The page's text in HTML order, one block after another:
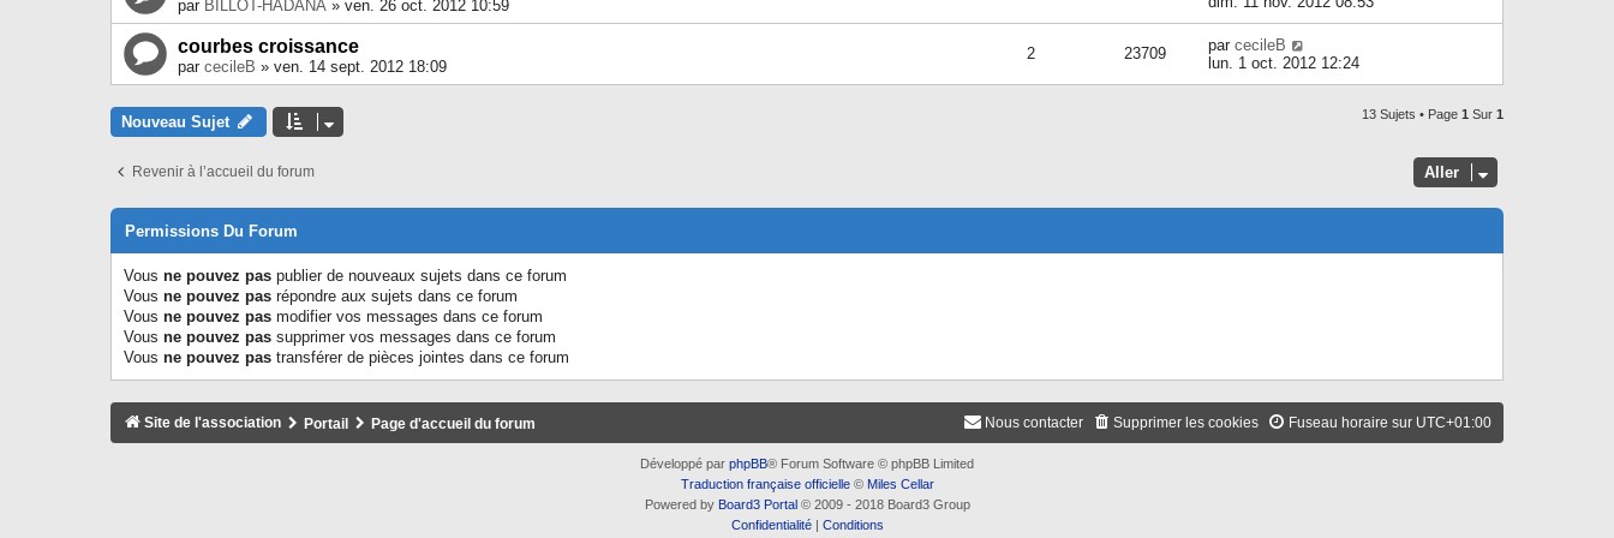
par BILLOT-HADANA » ven. 26 oct. 2012 10:59
courbes croissance
par cecileB » ven. 14 sept. 2012 18:09
2 23709 par cecileB
lun. 1 oct. 2012 12:24
Nouveau Sujet 13 Sujets • Page 1 Sur 1
Revenir à l’accueil du forum Aller
Permissions Du Forum
Vous ne pouvez pas publier de nouveaux sujets dans ce forum
Vous ne pouvez pas répondre aux sujets dans ce forum
Vous ne pouvez pas modifier vos messages dans ce forum
Vous ne pouvez pas supprimer vos messages dans ce forum
Vous ne pouvez pas transférer de pièces jointes dans ce forum
Site de l'association Portail Page d'accueil du forum Fuseau horaire sur UTC+01:00
Supprimer les cookies
Nous contacter
Développé par phpBB® Forum Software © phpBB Limited
Traduction française officielle© Miles Cellar
Powered by Board3 Portal© 2009 - 2018 Board3 Group
Confidentialité| Conditions